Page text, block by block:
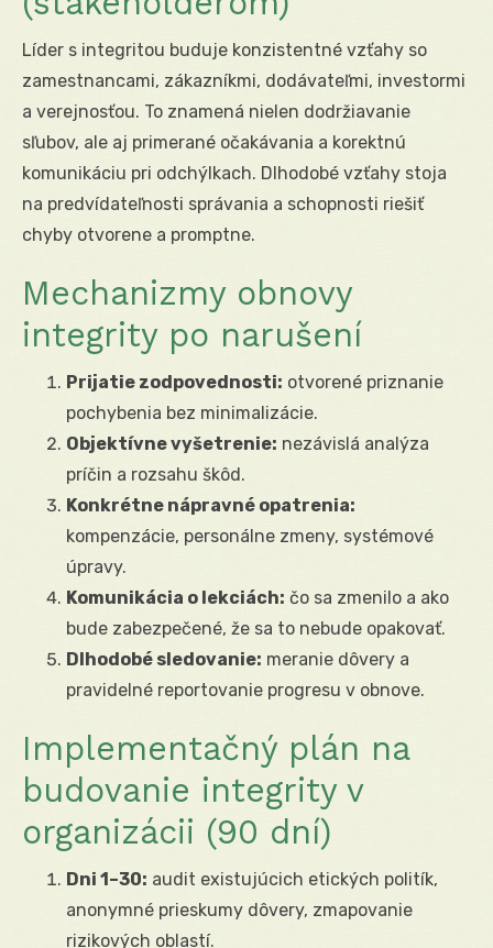
Líder s integritou buduje konzistentné vzťahy so
zamestnancami, zákazníkmi, dodávateľmi, investormi
a verejnosťou. To znamená nielen dodržiavanie
sľubov, ale aj primerané očakávania a korektnú
komunikáciu pri odchýlkach. Dlhodobé vzťahy stoja
na predvídateľnosti správania a schopnosti riešiť
chyby otvorene a promptne.
Mechanizmy obnovy
integrity po narušení
Prijatie zodpovednosti: otvorené priznanie
pochybenia bez minimalizácie.
Objektívne vyšetrenie: nezávislá analýza
príčin a rozsahu škôd.
Konkrétne nápravné opatrenia:
kompenzácie, personálne zmeny, systémové
úpravy.
Komunikácia o lekciách: čo sa zmenilo a ako
bude zabezpečené, že sa to nebude opakovať.
Dlhodobé sledovanie: meranie dôvery a
pravidelné reportovanie progresu v obnove.
Implementačný plán na
budovanie integrity v
organizácii (90 dní)
Dni 1–30: audit existujúcich etických politík,
anonymné prieskumy dôvery, zmapovanie
rizikových oblastí.